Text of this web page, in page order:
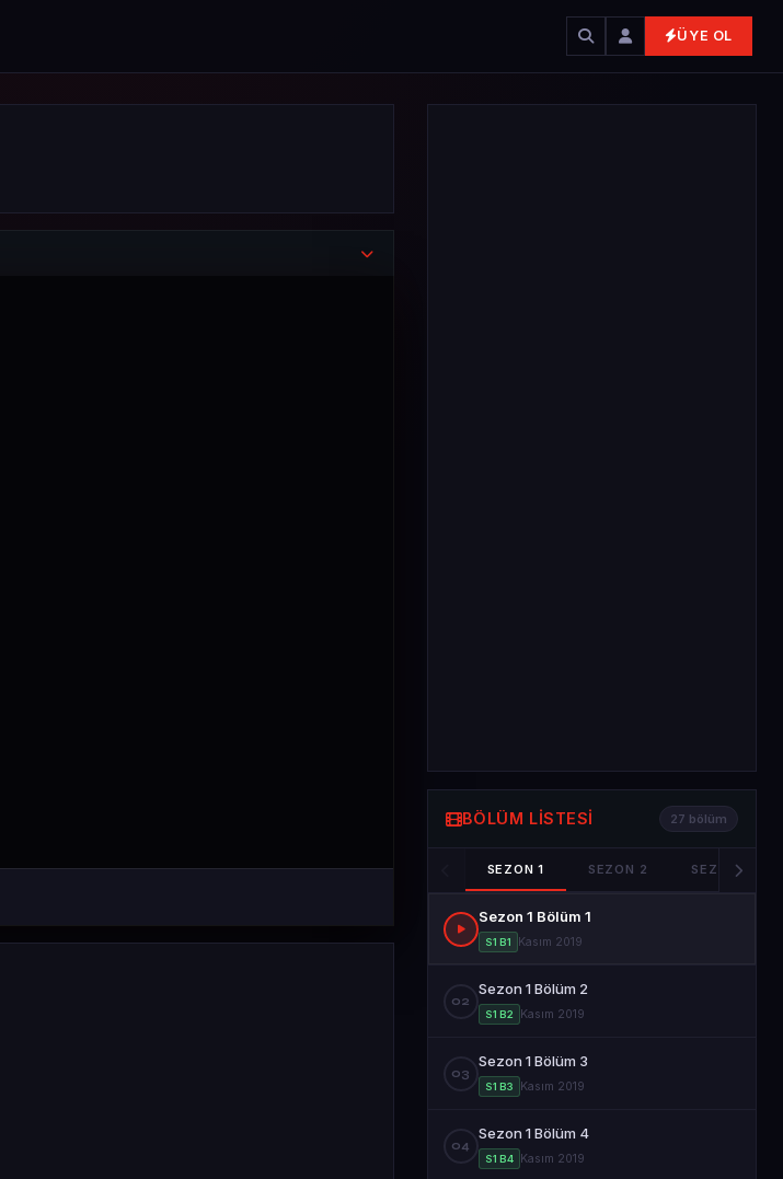
ÜYE OL
BÖLÜM LISTESI 27 bölüm
SEZON 1 SEZON 2 SEZON 3
Sezon 1 Bölüm 1
S1 B1 Kasım 2019
02
Sezon 1 Bölüm 2
S1 B2 Kasım 2019
03
Sezon 1 Bölüm 3
S1 B3 Kasım 2019
04
Sezon 1 Bölüm 4
S1 B4 Kasım 2019